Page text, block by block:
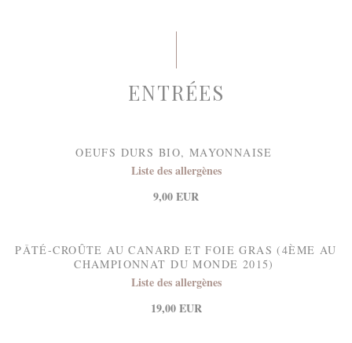
ENTRÉES
OEUFS DURS BIO, MAYONNAISE
Liste des allergènes
9,00 EUR
PÂTÉ-CROÛTE AU CANARD ET FOIE GRAS (4ÈME AU
CHAMPIONNAT DU MONDE 2015)
Liste des allergènes
19,00 EUR